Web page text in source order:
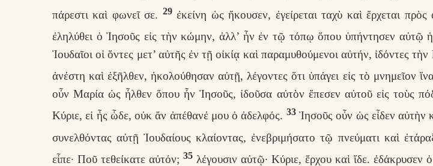
πάρεστι καὶ φωνεῖ σε. 29 ἐκείνη ὡς ἤκουσεν, ἐγείρεται ταχὺ καὶ ἔρχεται πρὸς
ἐληλύθει ὁ Ἰησοῦς εἰς τὴν κώμην, ἀλλ’ ἦν ἐν τῷ τόπῳ ὅπου ὑπήντησεν αὐτῷ
Ἰουδαῖοι οἱ ὄντες μετ’ αὐτῆς ἐν τῇ οἰκίᾳ καὶ παραμυθούμενοι αὐτήν, ἰδόντες
ἀνέστη καὶ ἐξῆλθεν, ἠκολούθησαν αὐτῇ, λέγοντες ὅτι ὑπάγει εἰς τὸ μνημεῖον
οὖν Μαρία ὡς ἦλθεν ὅπου ἦν Ἰησοῦς, ἰδοῦσα αὐτὸν ἔπεσεν αὐτοῦ εἰς τοὺς
Κύριε, εἰ ἦς ὧδε, οὐκ ἄν ἀπέθανέ μου ὁ ἀδελφός. 33Ἰησοῦς οὖν ὡς εἶδεν αὐτὴν
συνελθόντας αὐτῇ Ἰουδαίους κλαίοντας, ἐνεβριμήσατο τῷ πνεύματι καὶ
εἶπε· Ποῦ τεθείκατε αὐτόν; 35 λέγουσιν αὐτῷ· Κύριε, ἔρχου καὶ ἴδε. ἐδάκρυσεν